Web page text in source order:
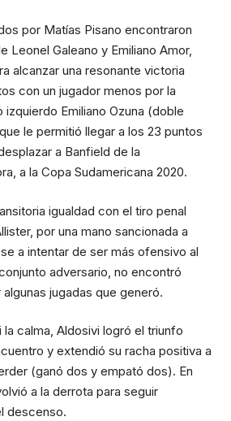
por Matías Pisano encontraron
Leonel Galeano y Emiliano Amor,
alcanzar una resonante victoria
con un jugador menos por la
Emiliano Ozuna (doble
le permitió llegar a los 23 puntos
a Banfield de la
a la Copa Sudamericana 2020.
igualdad con el tiro penal
por una mano sancionada a
a intentar de ser más ofensivo al
adversario, no encontró
jugadas que generó.
la calma, Aldosivi logró el triunfo
y extendió su racha positiva a
(ganó dos y empató dos). En
a la derrota para seguir
descenso.